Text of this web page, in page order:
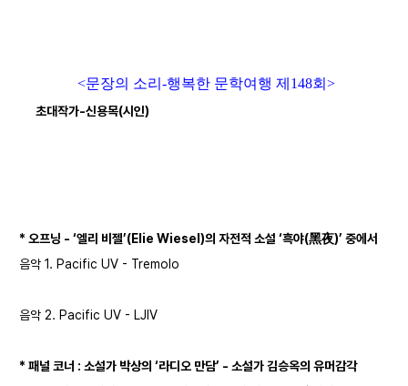
<문장의 소리-행복한 문학여행 제148회>
초대작가-신용목(시인)
* 오프닝 - ‘엘리 비젤’(Elie Wiesel)의 자전적 소설 ‘흑야(黑夜)’ 중에서
음악 1. Pacific UV - Tremolo
음악 2. Pacific UV - LJIV
* 패널 코너 : 소설가 박상의 ‘라디오 만담’ - 소설가 김승옥의 유머감각